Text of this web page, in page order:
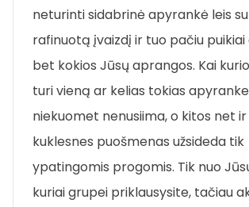
neturinti sidabrinė apyrankė leis
rafinuotą įvaizdį ir tuo pačiu
bet kokios Jūsų aprangos. Kai
turi vieną ar kelias tokias
niekuomet nenusiima, o kitos net
kuklesnes puošmenas užsideda tik
ypatingomis progomis. Tik nuo
kuriai grupei priklausysite, tačiau